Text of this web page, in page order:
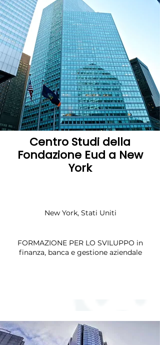
Centro Studi della
Fondazione Eud a New
York
New York, Stati Uniti
FORMAZIONE PER LO SVILUPPO in
finanza, banca e gestione aziendale